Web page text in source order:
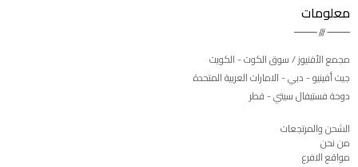
معلومات
مجمع الأفنيوز / سوق الكوت - الكويت
جيت أفينيو - دبي - الامارات العربية المتحدة
دوحة فستيفال سيتي - قطر
الشحن والمرتجعات
من نحن
مواقع الافرع